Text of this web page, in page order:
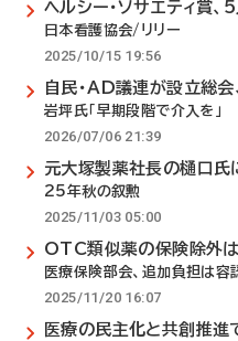
ヘルシー・ソサエティ賞、
日本看護協会/リリー
2025/10/15 19:56
自民・AD議連が設立総会
岩坪氏「早期段階で介入を」
2026/07/06 21:39
元大塚製薬社長の樋口氏
25年秋の叙勲
2025/11/03 05:00
OTC類似薬の保険除外
医療保険部会、追加負担は容
2025/11/20 16:07
医療の民主化と共創推進